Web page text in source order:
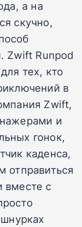
а на
скучно,
Zwift Runpod
тех, кто
в
Zwift,
и
гонок,
каденса,
отправиться
вместе с